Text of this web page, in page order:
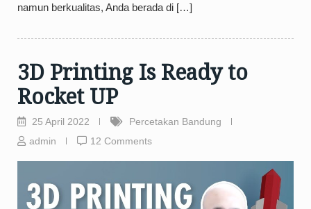
namun berkualitas, Anda berada di […]
3D Printing Is Ready to
Rocket UP
25 April 2022
Percetakan Bandung
admin
12 Comments